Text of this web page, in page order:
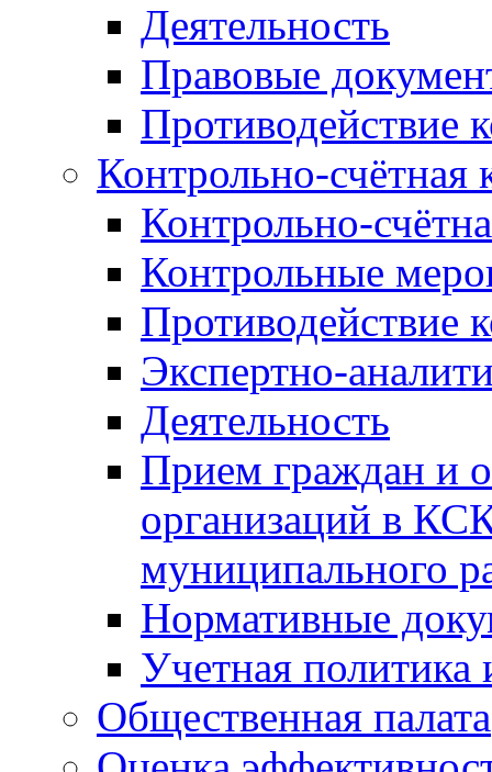
Деятельность
Правовые
Противодействие
Контрольно-счётная
Контрольно-
Контрольные
Противодействие
Экспертно-
Деятельность
Прием граждан и
организаций в
муниципального
Нормативные
Учетная политика
Общественная палата